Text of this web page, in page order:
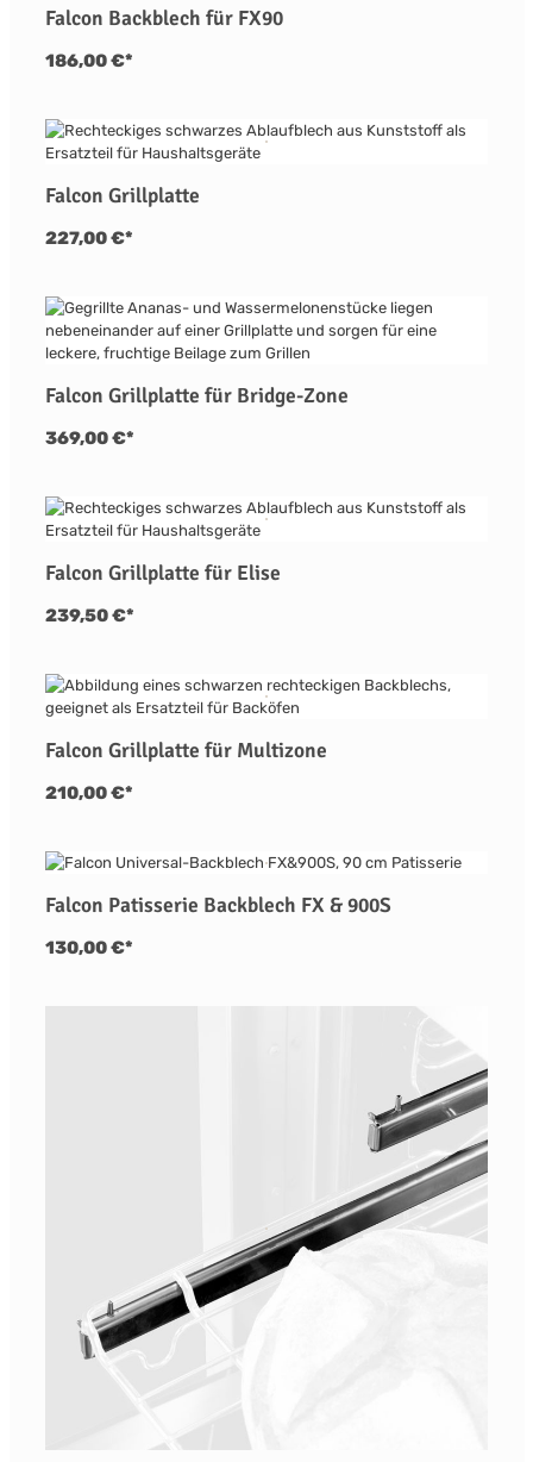
Falcon Backblech für FX90
186,00 €*
Falcon Grillplatte
227,00 €*
Falcon Grillplatte für Bridge-Zone
369,00 €*
Falcon Grillplatte für Elise
239,50 €*
Falcon Grillplatte für Multizone
210,00 €*
Falcon Patisserie Backblech FX & 900S
130,00 €*